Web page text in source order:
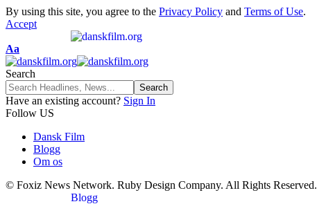
By using this site, you agree to the Privacy Policy and Terms of Use.
Accept
Aa
Search
Have an existing account? Sign In
Follow US
Dansk Film
Blogg
Om os
© Foxiz News Network. Ruby Design Company. All Rights Reserved.
Blogg